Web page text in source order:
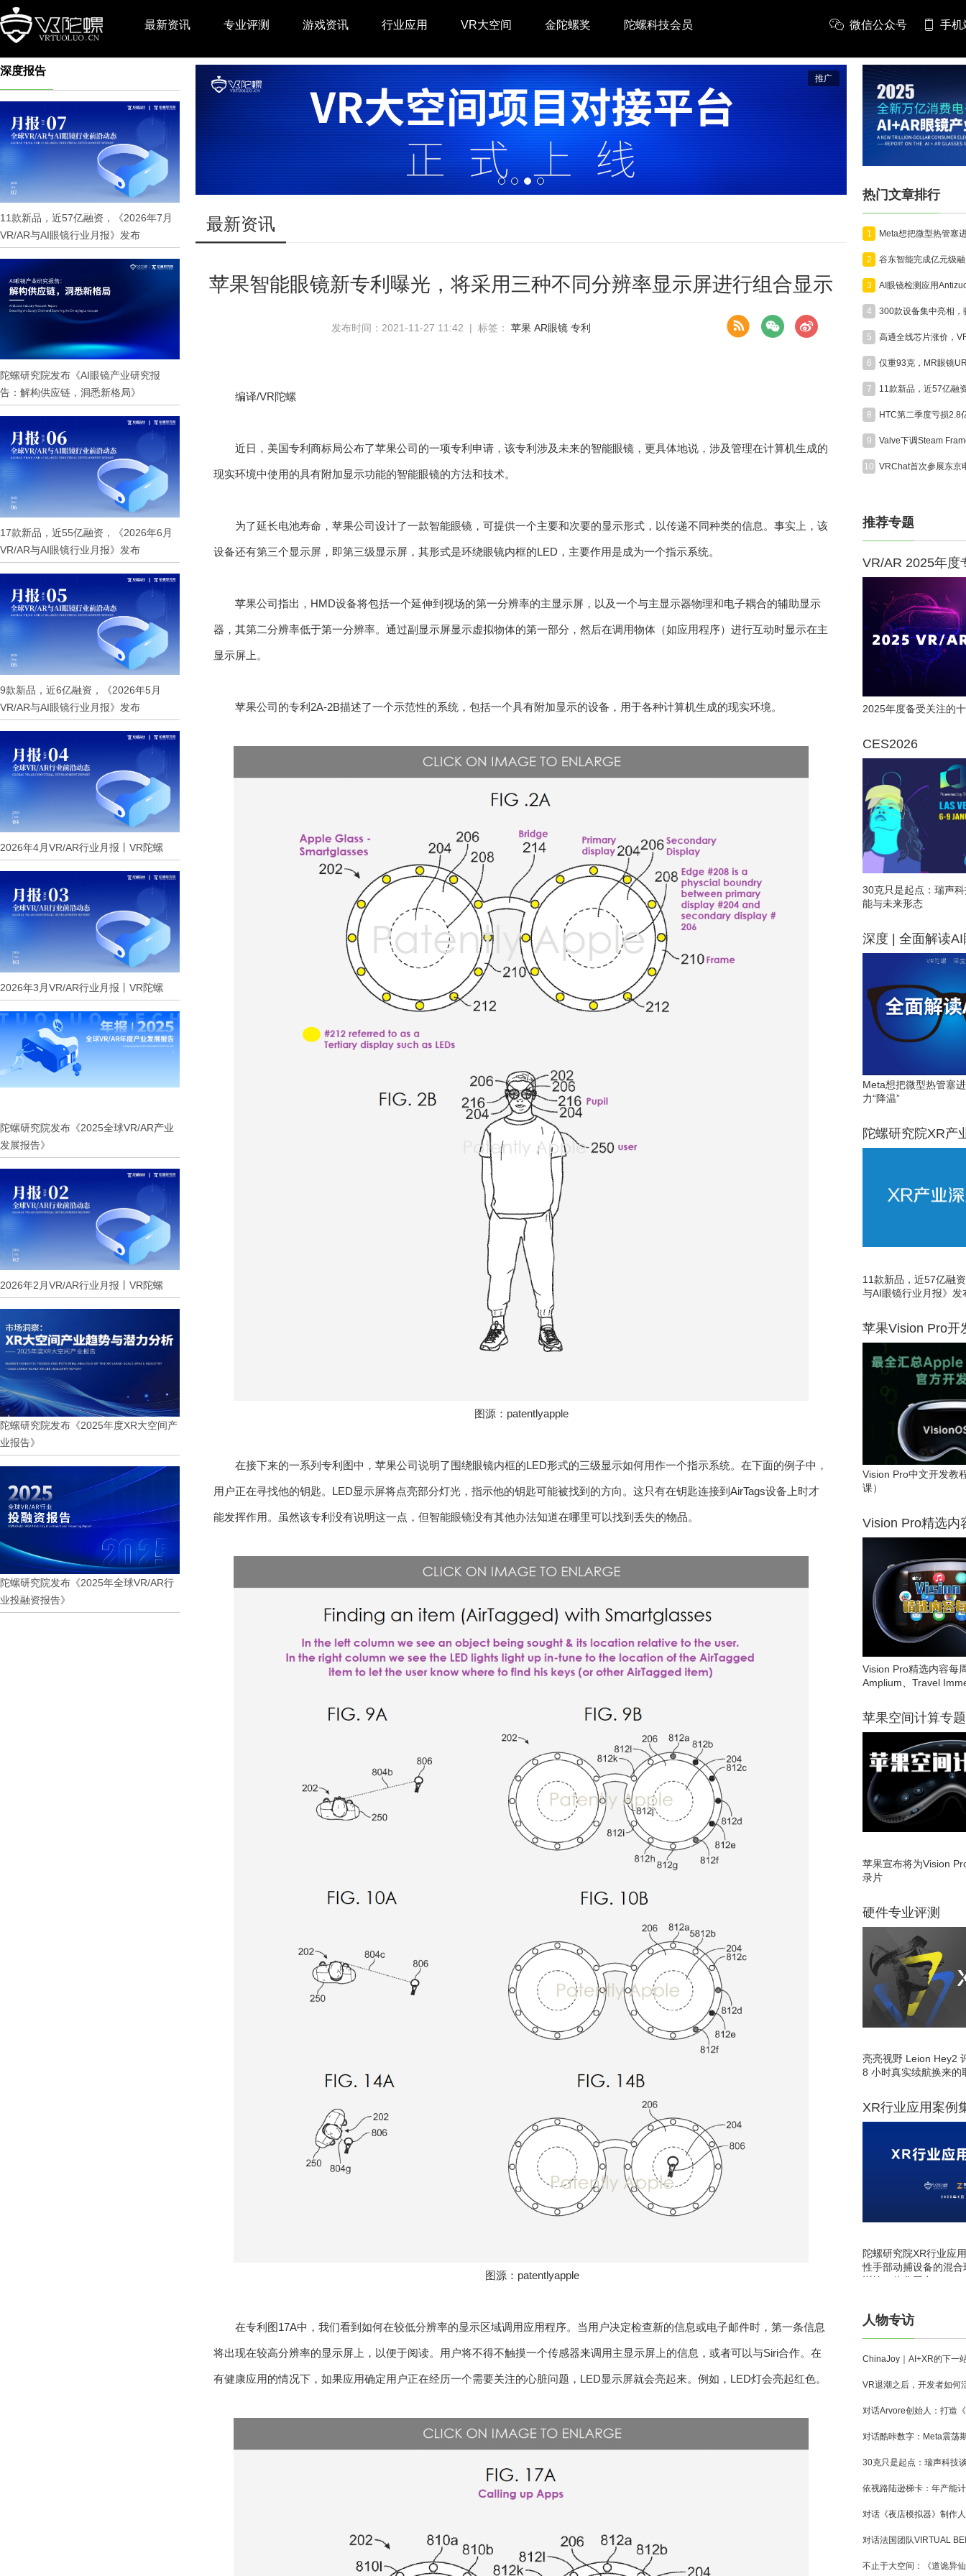
最新资讯 专业评测 游戏资讯 行业应用 VR大空间 金陀螺奖 陀螺科技会员 微信公众号 手机
深度报告
11款新品，近57亿融资，《2026年7月
VR/AR与AI眼镜行业月报》发布
陀螺研究院发布《AI眼镜产业研究报
告：解构供应链，洞悉新格局》
17款新品，近55亿融资，《2026年6月
VR/AR与AI眼镜行业月报》发布
9款新品，近6亿融资，《2026年5月
VR/AR与AI眼镜行业月报》发布
2026年4月VR/AR行业月报丨VR陀螺
2026年3月VR/AR行业月报丨VR陀螺
陀螺研究院发布《2025全球VR/AR产业
发展报告》
2026年2月VR/AR行业月报丨VR陀螺
陀螺研究院发布《2025年度XR大空间产
业报告》
陀螺研究院发布《2025年全球VR/AR行
业投融资报告》
推广
最新资讯
苹果智能眼镜新专利曝光，将采用三种不同分辨率显示屏进行组合显示
发布时间：2021-11-27 11:42 | 标签： 苹果 AR眼镜 专利
编译/VR陀螺
近日，美国专利商标局公布了苹果公司的一项专利申请，该专利涉及未来的智能眼镜，更具体地说，涉及管理在计算机生成的
现实环境中使用的具有附加显示功能的智能眼镜的方法和技术。
为了延长电池寿命，苹果公司设计了一款智能眼镜，可提供一个主要和次要的显示形式，以传递不同种类的信息。事实上，该
设备还有第三个显示屏，即第三级显示屏，其形式是环绕眼镜内框的LED，主要作用是成为一个指示系统。
苹果公司指出，HMD设备将包括一个延伸到视场的第一分辨率的主显示屏，以及一个与主显示器物理和电子耦合的辅助显示
器，其第二分辨率低于第一分辨率。通过副显示屏显示虚拟物体的第一部分，然后在调用物体（如应用程序）进行互动时显示在主
显示屏上。
苹果公司的专利2A-2B描述了一个示范性的系统，包括一个具有附加显示的设备，用于各种计算机生成的现实环境。
图源：patentlyapple
在接下来的一系列专利图中，苹果公司说明了围绕眼镜内框的LED形式的三级显示如何用作一个指示系统。在下面的例子中，
用户正在寻找他的钥匙。LED显示屏将点亮部分灯光，指示他的钥匙可能被找到的方向。这只有在钥匙连接到AirTags设备上时才
能发挥作用。虽然该专利没有说明这一点，但智能眼镜没有其他办法知道在哪里可以找到丢失的物品。
图源：patentlyapple
在专利图17A中，我们看到如何在较低分辨率的显示区域调用应用程序。当用户决定检查新的信息或电子邮件时，第一条信息
将出现在较高分辨率的显示屏上，以便于阅读。用户将不得不触摸一个传感器来调用主显示屏上的信息，或者可以与Siri合作。在
有健康应用的情况下，如果应用确定用户正在经历一个需要关注的心脏问题，LED显示屏就会亮起来。例如，LED灯会亮起红色。
热门文章排行
1
2
3
4
5
6
7
8 HTC第二季度亏损2.8
9
10
推荐专题
VR/AR 2025年度
2025年度备受关注的
CES2026
30克只是起点：瑞声
能与未来形态
深度 | 全面解读AI
Meta想把微型热管塞
力“降温”
陀螺研究院XR产
11款新品，近57亿融
与AI眼镜行业月报》发
苹果Vision Pro开
Vision Pro中文开发教
课）
Vision Pro精选内
Vision Pro精选内容每
Amplium、Travel
苹果空间计算专题
苹果宣布将为Vision
录片
硬件专业评测
亮亮视野 Leion Hey2
8 小时真实续航换来的
XR行业应用案例
陀螺研究院XR行业应
性手部动捕设备的混
训练一体化平台
人物专访